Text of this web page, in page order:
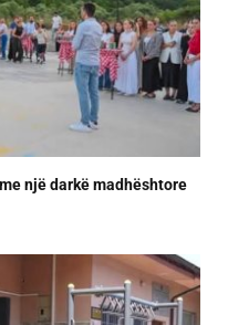
një darkë madhështore